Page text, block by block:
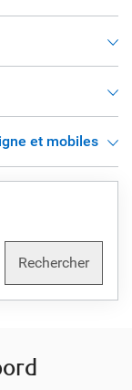
et mobiles
Rechercher